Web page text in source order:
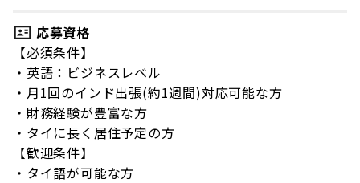
応募資格
【必須条件】
・英語：ビジネスレベル
・月1回のインド出張(約1週間)対応可能な方
・財務経験が豊富な方
・タイに長く居住予定の方
【歓迎条件】
・タイ語が可能な方